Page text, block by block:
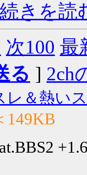
続きを読
次100 最
る ] 2ch
レ＆熱い
149KB